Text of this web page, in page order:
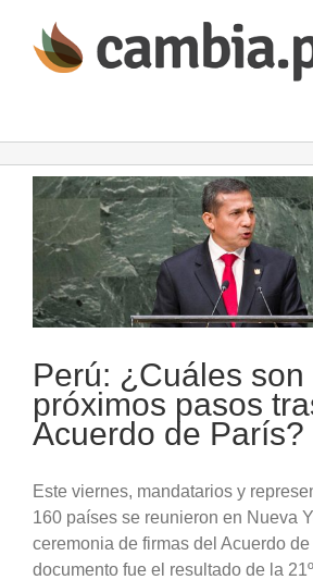
contenido
Ver
imagen
más
Perú: ¿Cuáles son
próximos pasos
Acuerdo de París?
Este viernes, mandatarios y
160 países se reunieron en Nueva
ceremonia de firmas del Acuerdo de
documento fue el resultado de la